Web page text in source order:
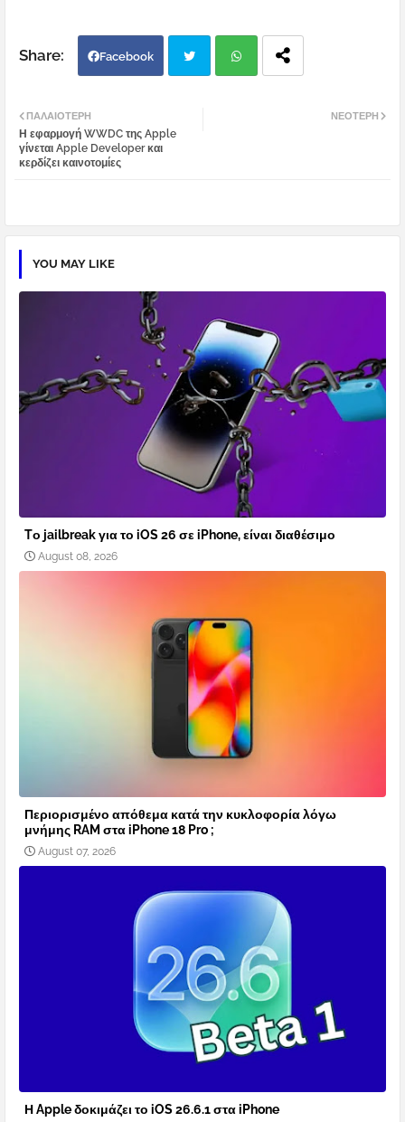
Facebook
ΝΕΌΤΕΡΗ
ΠΑΛΑΙΌΤΕΡΗ
Η εφαρμογή WWDC της Apple
γίνεται Apple Developer και
κερδίζει καινοτομίες
YOU MAY LIKE
Tο jailbreak για το iOS 26 σε iPhone, είναι διαθέσιμο
August 08, 2026
Περιορισμένο απόθεμα κατά την κυκλοφορία λόγω
μνήμης RAM στα iPhone 18 Pro ;
August 07, 2026
Η Apple δοκιμάζει το iOS 26.6.1 στα iPhone